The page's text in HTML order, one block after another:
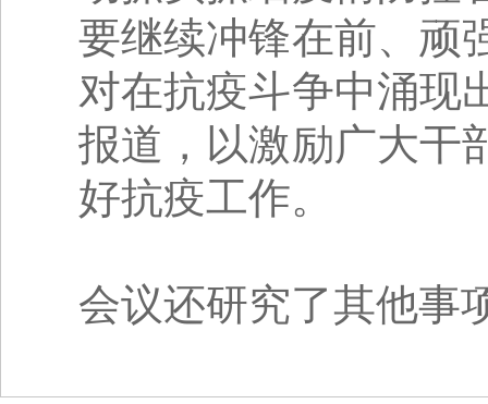
要继续冲锋在前、顽
对在抗疫斗争中涌现
报道，以激励广大干
好抗疫工作。
会议还研究了其他事